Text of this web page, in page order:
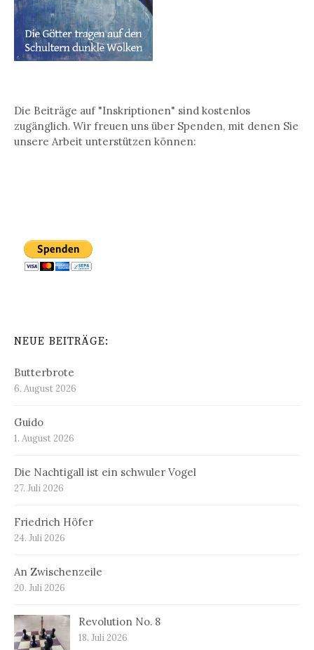
Die Beiträge auf "Inskriptionen" sind kostenlos
zugänglich. Wir freuen uns über Spenden, mit denen Sie
unsere Arbeit unterstützen können:
NEUE BEITRÄGE:
Butterbrote
6. August 2026
Guido
1. August 2026
Die Nachtigall ist ein schwuler Vogel
27. Juli 2026
Friedrich Höfer
24. Juli 2026
An Zwischenzeile
20. Juli 2026
Revolution No. 8
18. Juli 2026